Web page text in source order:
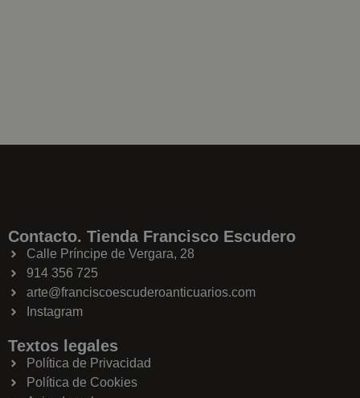
Contacto. Tienda Francisco Escudero
Calle Príncipe de Vergara, 28
914 356 725
arte@franciscoescuderoanticuarios.com
Instagram
Textos legales
Política de Privacidad
Política de Cookies